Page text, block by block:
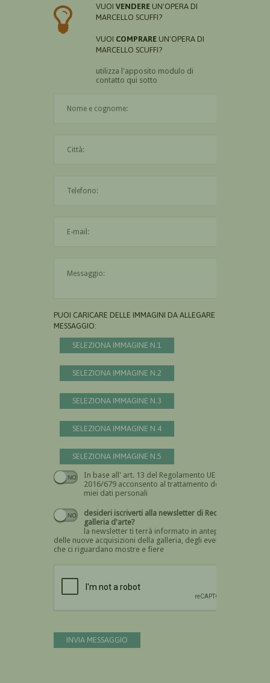
VUOI VENDERE UN'OPERA DI
MARCELLO SCUFFI?
VUOI COMPRARE UN'OPERA DI
MARCELLO SCUFFI?
utilizza l'apposito modulo di
contatto qui sotto
PUOI CARICARE DELLE IMMAGINI DA ALLEGARE AL
MESSAGGIO:
SELEZIONA IMMAGINE N.1
SELEZIONA IMMAGINE N.2
SELEZIONA IMMAGINE N.3
SELEZIONA IMMAGINE N.4
SELEZIONA IMMAGINE N.5
In base all' art. 13 del Regolamento UE n.
2016/679 acconsento al trattamento dei
miei dati personali
Devi dare il consenso
desideri iscriverti alla newsletter di Recta
galleria d'arte?
la newsletter ti terrà informato in anteprima
delle nuove acquisizioni della galleria, degli eventi
che ci riguardano mostre e fiere
INVIA MESSAGGIO